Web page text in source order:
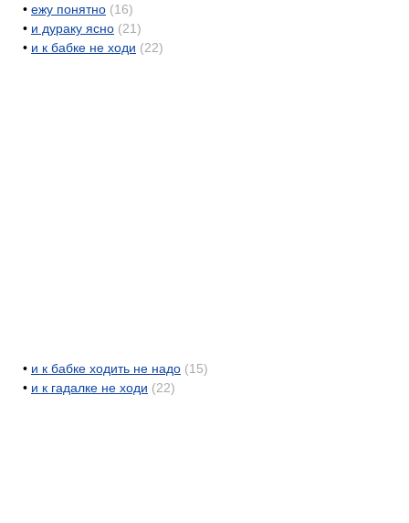
• ежу понятно (16)
• и дураку ясно (21)
• и к бабке не ходи (22)
• и к бабке ходить не надо (15)
• и к гадалке не ходи (22)